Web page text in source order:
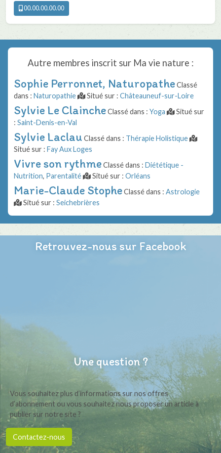
00.00.00.00.00
Autre membres inscrit sur Ma vie nature :
Sophie Perronnet, NaturopatheClassé
dans : Naturopathie Situé sur : Châteauneuf-sur-Loire
Sylvie Le ClaincheClassé dans : Yoga
Situé sur
: Saint-Denis-en-Val
Sylvie Laclau Classé dans : Thérapie Holistique
Situé sur : Fay Aux Loges
Vivre son rythmeClassé dans : Diététique -
Nutrition, Parentalité Situé sur : Orléans
Marie-Claude StopheClassé dans : Astrologie
Situé sur : Seichebrières
Retrouvez-nous sur Facebook
Une question ?
Vous souhaitez plus d’informations sur nos offres
d’abonnement ou vous souhaitez nous proposer un article à
publier sur notre site ?
Contactez-nous